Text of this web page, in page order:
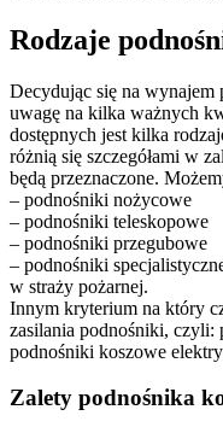
Rodzaje
Decydując się na wynajem
uwagę na kilka ważnych
dostępnych jest kilka
różnią się szczegółami w
będą przeznaczone.
– podnośniki nożycowe
– podnośniki teleskopowe
– podnośniki przegubowe
– podnośniki
w straży pożarnej.
Innym kryterium na który
zasilania podnośniki, czyli:
podnośniki koszowe
Zalety podnośnika